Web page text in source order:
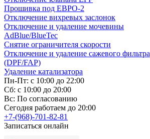
Прошивка под ЕВРО-2
Отключение вихревых заслонок
Отключение и удаление мочевины
AdBlue/BlueTec
Снятие ограничителя скорости
Отключение и удаление сажевого фильтра
(DPF/FAP)
Удаление катализатора
Пн-Пт: с 10:00 до 22:00
Сб: с 10:00 до 20:00
Вс: По согласованию
Сегодня работаем до 20:00
+7-(968)-701-82-81
Записаться онлайн